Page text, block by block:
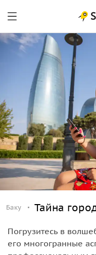
Баку Тайна
Погрузитесь в
его многогранные